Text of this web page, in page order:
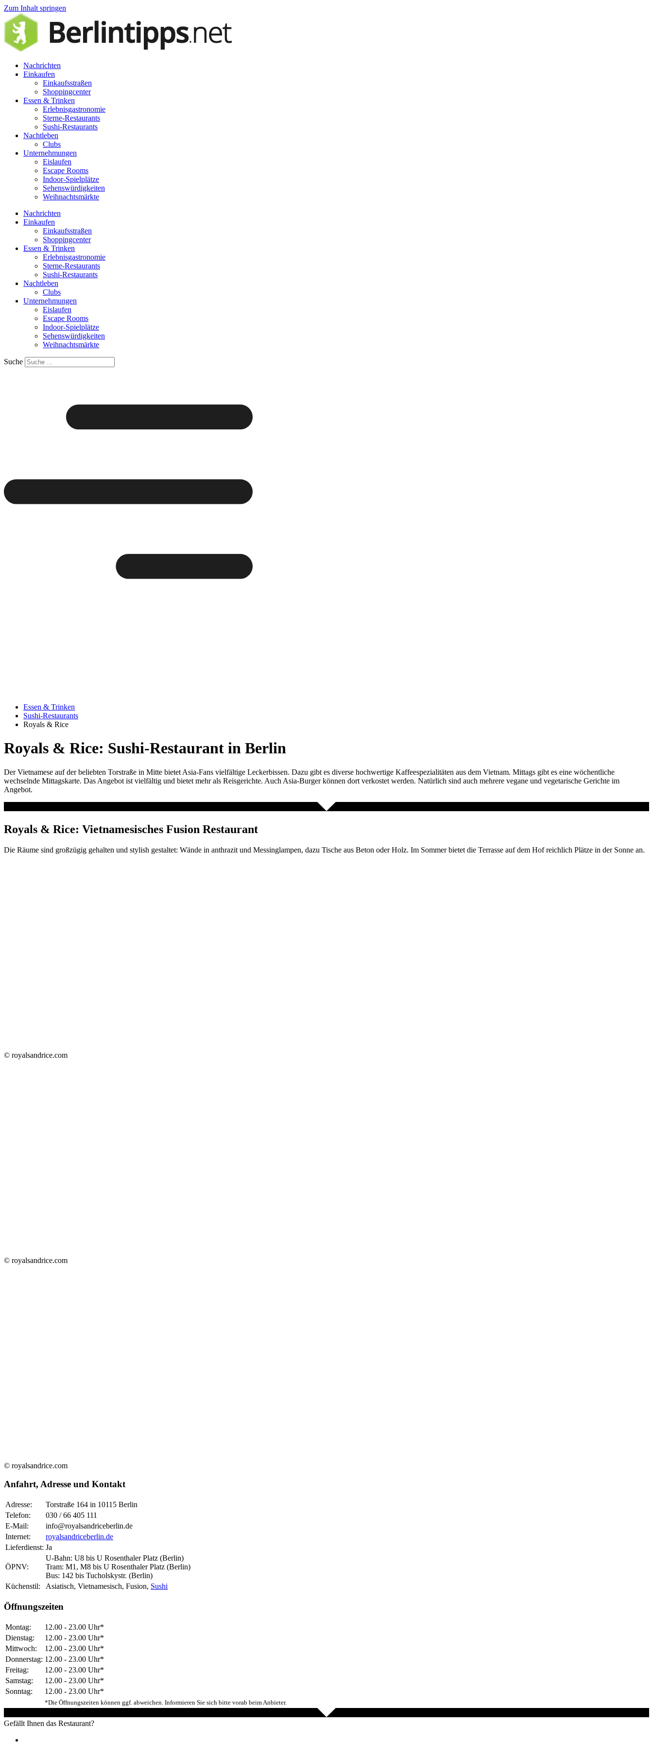
Zum Inhalt springen
Nachrichten
Einkaufen
Einkaufsstraßen
Shoppingcenter
Essen & Trinken
Erlebnisgastronomie
Sterne-Restaurants
Sushi-Restaurants
Nachtleben
Clubs
Unternehmungen
Eislaufen
Escape Rooms
Indoor-Spielplätze
Sehenswürdigkeiten
Weihnachtsmärkte
Nachrichten
Einkaufen
Einkaufsstraßen
Shoppingcenter
Essen & Trinken
Erlebnisgastronomie
Sterne-Restaurants
Sushi-Restaurants
Nachtleben
Clubs
Unternehmungen
Eislaufen
Escape Rooms
Indoor-Spielplätze
Sehenswürdigkeiten
Weihnachtsmärkte
Suche
Essen & Trinken
Sushi-Restaurants
Royals & Rice
Royals & Rice: Sushi-Restaurant in Berlin
Der Vietnamese auf der beliebten Torstraße in Mitte bietet Asia-Fans vielfältige Leckerbissen. Dazu gibt es diverse hochwertige Kaffeespezialitäten aus dem Vietnam. Mittags gibt es eine wöchentliche
wechselnde Mittagskarte. Das Angebot ist vielfältig und bietet mehr als Reisgerichte. Auch Asia-Burger können dort verkostet werden. Natürlich sind auch mehrere vegane und vegetarische Gerichte im
Angebot.
Royals & Rice: Vietnamesisches Fusion Restaurant
Die Räume sind großzügig gehalten und stylish gestaltet: Wände in anthrazit und Messinglampen, dazu Tische aus Beton oder Holz. Im Sommer bietet die Terrasse auf dem Hof reichlich Plätze in der Sonne an.
© royalsandrice.com
© royalsandrice.com
© royalsandrice.com
Anfahrt, Adresse und Kontakt
Adresse:
Torstraße 164 in 10115 Berlin
Telefon:
030 / 66 405 111
E-Mail:
info@royalsandriceberlin.de
Internet:
royalsandriceberlin.de
Lieferdienst: Ja
ÖPNV:
U-Bahn: U8 bis U Rosenthaler Platz (Berlin)
Tram: M1, M8 bis U Rosenthaler Platz (Berlin)
Bus: 142 bis Tucholskystr. (Berlin)
Küchenstil:
Asiatisch, Vietnamesisch, Fusion, Sushi
Öffnungszeiten
Montag:
12.00 - 23.00 Uhr*
Dienstag:
12.00 - 23.00 Uhr*
Mittwoch:
12.00 - 23.00 Uhr*
Donnerstag: 12.00 - 23.00 Uhr*
Freitag:
12.00 - 23.00 Uhr*
Samstag:
12.00 - 23.00 Uhr*
Sonntag:
12.00 - 23.00 Uhr*
*Die Öffnungszeiten können ggf. abweichen. Informieren Sie sich bitte vorab beim Anbieter.
Gefällt Ihnen das Restaurant?